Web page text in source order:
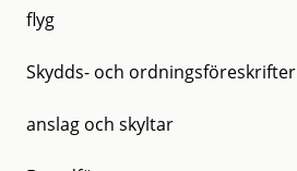
flyg
Skydds- och ordningsföreskrifter
anslag och skyltar